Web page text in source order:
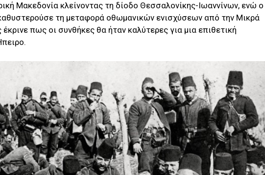
Μακεδονία κλείνοντας τη δίοδο Θεσσαλονίκης-Ιωαννίνων, ενώ ο
τη μεταφορά οθωμανικών ενισχύσεων από την Μικρά
πως οι συνθήκες θα ήταν καλύτερες για μια επιθετική